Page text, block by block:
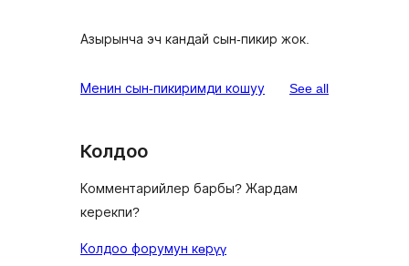
Азырынча эч кандай сын-пикир жок.
Менин сын-пикиримди кошуу See allreviews
Колдоо
Комментарийлер барбы? Жардам
керекпи?
Колдоо форумун көрүү